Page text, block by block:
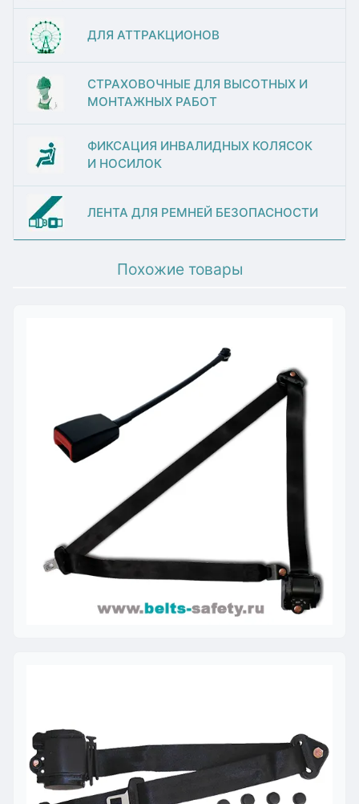
ДЛЯ АТТРАКЦИОНОВ
СТРАХОВОЧНЫЕ ДЛЯ ВЫСОТНЫХ И
МОНТАЖНЫХ РАБОТ
ФИКСАЦИЯ ИНВАЛИДНЫХ КОЛЯСОК
И НОСИЛОК
ЛЕНТА ДЛЯ РЕМНЕЙ БЕЗОПАСНОСТИ
Похожие товары